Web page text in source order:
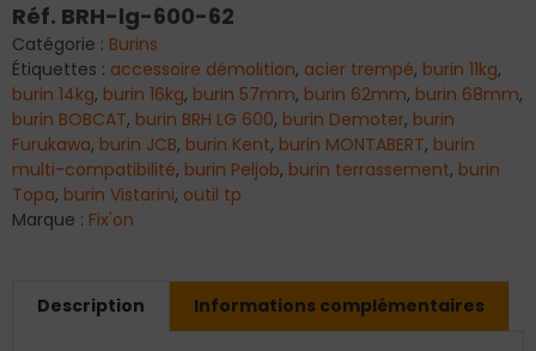
Réf. BRH-lg-600-62
Catégorie : Burins
Étiquettes : accessoire démolition, acier trempé, burin 11kg,
burin 14kg, burin 16kg, burin 57mm, burin 62mm, burin 68mm,
burin BOBCAT, burin BRH LG 600, burin Demoter, burin
Furukawa, burin JCB, burin Kent, burin MONTABERT, burin
multi-compatibilité, burin Peljob, burin terrassement, burin
Topa, burin Vistarini, outil tp
Marque : Fix'on
Description Informations complémentaires